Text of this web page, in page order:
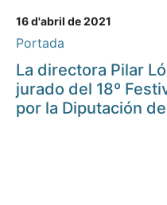
16 d'abril de 2021
Portada
La directora Pilar
jurado del 18º
por la Diputación